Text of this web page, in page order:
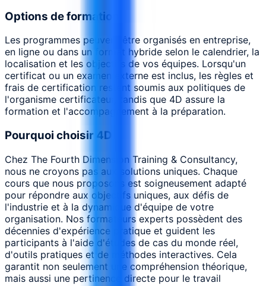
Options de formation
Les programmes peuvent être organisés en entreprise,
en ligne ou dans un format hybride selon le calendrier, la
localisation et les objectifs de vos équipes. Lorsqu'un
certificat ou un examen externe est inclus, les règles et
frais de certification restent soumis aux politiques de
l'organisme certificateur, tandis que 4D assure la
formation et l'accompagnement à la préparation.
Pourquoi choisir 4D
Chez The Fourth Dimension Training & Consultancy,
nous ne croyons pas aux solutions uniques. Chaque
cours que nous proposons est soigneusement adapté
pour répondre aux objectifs uniques, aux défis de
l'industrie et à la dynamique d'équipe de votre
organisation. Nos formateurs experts possèdent des
décennies d'expérience pratique et guident les
participants à l'aide d'études de cas du monde réel,
d'outils pratiques et de méthodes interactives. Cela
garantit non seulement une compréhension théorique,
mais aussi une pertinence directe pour le travail